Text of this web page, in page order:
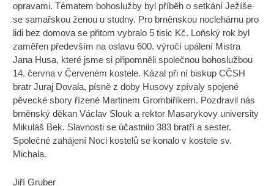
opravami. Tématem bohoslužby byl příběh o setkání Ježíše
se samařskou ženou u studny. Pro brněnskou noclehárnu pro
lidi bez domova se přitom vybralo 5 tisic Kč. Loňský rok byl
zaměřen především na oslavu 600. výročí upálení Mistra
Jana Husa, které jsme si připomněli společnou bohoslužbou
14. června v Červeném kostele. Kázal při ní biskup CČSH
bratr Juraj Dovala, písně z doby Husovy zpívaly spojené
pěvecké sbory řízené Martinem Grombiříkem. Pozdravil nás
brněnský děkan Václav Slouk a rektor Masarykovy university
Mikuláš Bek. Slavnosti se účastnilo 383 bratří a sester.
Společné zahájení Noci kostelů se konalo v kostele sv.
Michala.
Jiří Gruber